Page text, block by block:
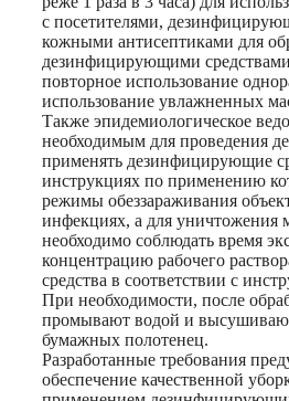
с посетителями,
кожными антисептиками для
дезинфицирующими
повторное использование
использование увлажненных
Также эпидемиологическое
необходимым для проведения
применять дезинфицирующие
инструкциях по применению
режимы обеззараживания
инфекциях, а для уничтожения
необходимо соблюдать время
концентрацию рабочего
средства в соответствии с
При необходимости, после
промывают водой и
бумажных полотенец.
Разработанные требования
обеспечение качественной